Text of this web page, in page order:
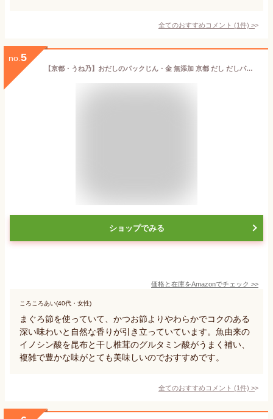
全てのおすすめコメント (1件) >
no. 5
【京都・うね乃】おだしのパックじん・金 無添加 京都 だし だしパック 粉だし 京のだし
ショップでみる
価格と在庫をAmazonでチェック >>
ころころあい(40代・女性)
まぐろ節を使っていて、かつお節よりやわらかでコクのある
深い味わいと自然な香りが引き立っていています。魚由来の
イノシン酸を昆布と干し椎茸のグルタミン酸がうまく補い、
複雑で豊かな味がとても美味しいのでおすすめです。
全てのおすすめコメント (1件) >